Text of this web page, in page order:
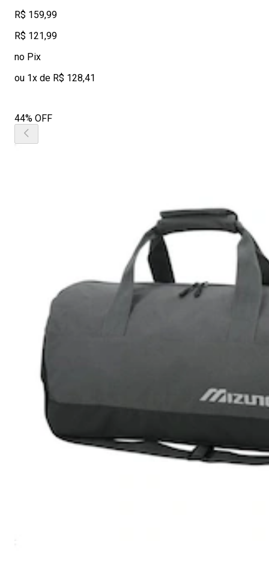
R$ 159,99
R$ 121,99
no Pix
ou 1x de R$ 128,41
44% OFF